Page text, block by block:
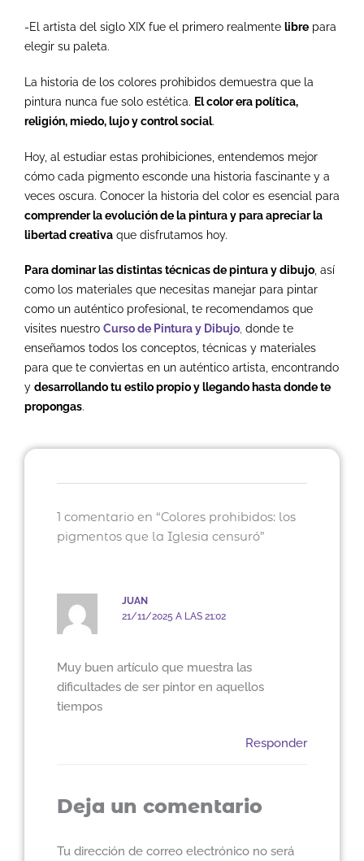
-El artista del siglo XIX fue el primero realmente libre para
elegir su paleta.
La historia de los colores prohibidos demuestra que la
pintura nunca fue solo estética. El color era política,
religión, miedo, lujo y control social.
Hoy, al estudiar estas prohibiciones, entendemos mejor
cómo cada pigmento esconde una historia fascinante y a
veces oscura. Conocer la historia del color es esencial para
comprender la evolución de la pintura y para apreciar la
libertad creativa que disfrutamos hoy.
Para dominar las distintas técnicas de pintura y dibujo, así
como los materiales que necesitas manejar para pintar
como un auténtico profesional, te recomendamos que
visites nuestro Curso de Pintura y Dibujo, donde te
enseñamos todos los conceptos, técnicas y materiales
para que te conviertas en un auténtico artista, encontrando
y desarrollando tu estilo propio y llegando hasta donde te
propongas.
1 comentario en “Colores prohibidos: los
pigmentos que la Iglesia censuró”
JUAN
21/11/2025 A LAS 21:02
Muy buen artículo que muestra las
dificultades de ser pintor en aquellos
tiempos
Responder
Deja un comentario
Tu dirección de correo electrónico no será